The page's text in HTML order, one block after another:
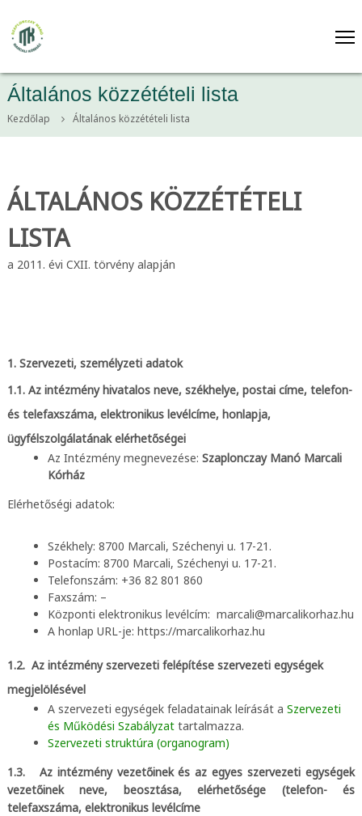
b
a
p
z
y
M
a
r
l
i
ó
h
á
z
Általános közzétételi lista
Kezdőlap Általános közzétételi lista
ÁLTALÁNOS KÖZZÉTÉTELI
LISTA
a 2011. évi CXII. törvény alapján
1. Szervezeti, személyzeti adatok
1.1. Az intézmény hivatalos neve, székhelye, postai címe, telefon-
és telefaxszáma, elektronikus levélcíme, honlapja,
ügyfélszolgálatának elérhetőségei
Az Intézmény megnevezése: Szaplonczay Manó Marcali
Kórház
Elérhetőségi adatok:
Székhely: 8700 Marcali, Széchenyi u. 17-21.
Postacím: 8700 Marcali, Széchenyi u. 17-21.
Telefonszám: +36 82 801 860
Faxszám: –
Központi elektronikus levélcím: marcali@marcalikorhaz.hu
A honlap URL-je: https://marcalikorhaz.hu
1.2. Az intézmény szervezeti felépítése szervezeti egységek
megjelölésével
A szervezeti egységek feladatainak leírását a Szervezeti
és Működési Szabályzattartalmazza.
Szervezeti struktúra (organogram)
1.3. Az intézmény vezetőinek és az egyes szervezeti egységek
vezetőinek neve, beosztása, elérhetősége (telefon- és
telefaxszáma, elektronikus levélcíme